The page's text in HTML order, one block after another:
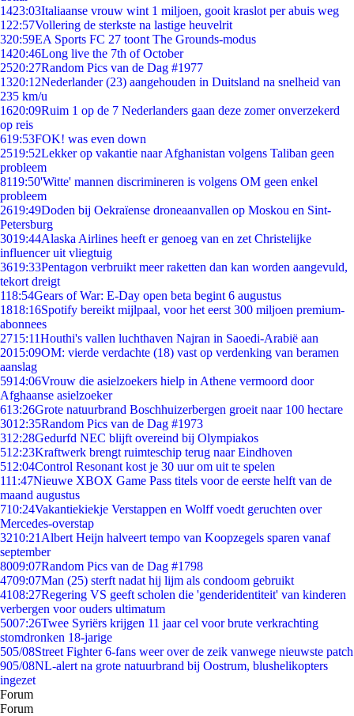
1423:03Italiaanse vrouw wint 1 miljoen, gooit kraslot per abuis weg
1 22:57Vollering de sterkste na lastige heuvelrit
320:59EA Sports FC 27 toont The Grounds-modus
1420:46Long live the 7th of October
2520:27Random Pics van de Dag #1977
1320:12Nederlander (23) aangehouden in Duitsland na snelheid van
235 km/u
1620:09Ruim 1 op de 7 Nederlanders gaan deze zomer onverzekerd
op reis
619:53FOK! was even down
2519:52Lekker op vakantie naar Afghanistan volgens Taliban geen
probleem
8119:50'Witte' mannen discrimineren is volgens OM geen enkel
probleem
2619:49Doden bij Oekraïense droneaanvallen op Moskou en Sint-
Petersburg
3019:44Alaska Airlines heeft er genoeg van en zet Christelijke
influencer uit vliegtuig
3619:33Pentagon verbruikt meer raketten dan kan worden aangevuld,
tekort dreigt
118:54Gears of War: E-Day open beta begint 6 augustus
1818:16Spotify bereikt mijlpaal, voor het eerst 300 miljoen premium-
abonnees
2715:11Houthi's vallen luchthaven Najran in Saoedi-Arabië aan
2015:09OM: vierde verdachte (18) vast op verdenking van beramen
aanslag
5914:06Vrouw die asielzoekers hielp in Athene vermoord door
Afghaanse asielzoeker
613:26Grote natuurbrand Boschhuizerbergen groeit naar 100 hectare
3012:35Random Pics van de Dag #1973
312:28Gedurfd NEC blijft overeind bij Olympiakos
512:23Kraftwerk brengt ruimteschip terug naar Eindhoven
512:04Control Resonant kost je 30 uur om uit te spelen
111:47Nieuwe XBOX Game Pass titels voor de eerste helft van de
maand augustus
710:24Vakantiekiekje Verstappen en Wolff voedt geruchten over
Mercedes-overstap
3210:21 Albert Heijn halveert tempo van Koopzegels sparen vanaf
september
8009:07Random Pics van de Dag #1798
4709:07Man (25) sterft nadat hij lijm als condoom gebruikt
4108:27Regering VS geeft scholen die 'genderidentiteit' van kinderen
verbergen voor ouders ultimatum
5007:26Twee Syriërs krijgen 11 jaar cel voor brute verkrachting
stomdronken 18-jarige
505/08Street Fighter 6-fans weer over de zeik vanwege nieuwste patch
905/08NL-alert na grote natuurbrand bij Oostrum, blushelikopters
ingezet
Forum
Forum